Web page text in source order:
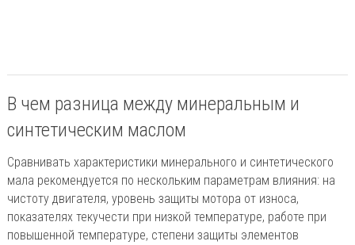
В чем разница между минеральным и
синтетическим маслом
Сравнивать характеристики минерального и синтетического
мала рекомендуется по нескольким параметрам влияния: на
чистоту двигателя, уровень защиты мотора от износа,
показателях текучести при низкой температуре, работе при
повышенной температуре, степени защиты элементов